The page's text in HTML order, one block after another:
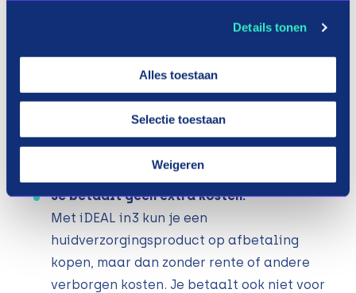
Details tonen
Alles toestaan
Selectie toestaan
Weigeren
en derde termijn 60 dagen. Je hoeft je geen
zorgen te maken dat je een betaling mist. We
sturen jou op tijd een herinnering voor je
aankomende betaling.
Voordelen van huidverzorgingsproducten
gespreid betalen met in3.
Je betaalt geen extra kosten.
Met iDEAL in3 kun je een
huidverzorgingsproduct op afbetaling
kopen, maar dan zonder rente of andere
verborgen kosten. Je betaalt ook niet voor